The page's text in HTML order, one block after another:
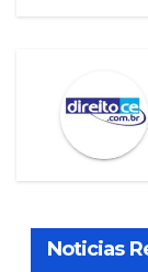
Noticias